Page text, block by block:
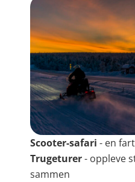
Scooter-safari - en
Trugeturer- oppleve
sammen